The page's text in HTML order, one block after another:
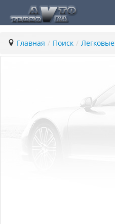
Статьи
Главная / Поиск / Легковые